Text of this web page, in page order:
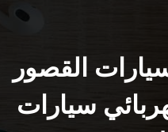
القصور
/ كهربائي سيارات